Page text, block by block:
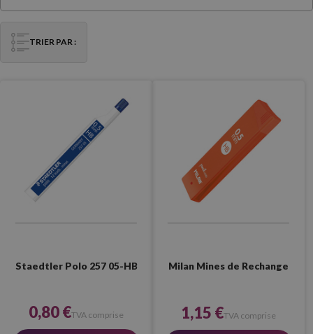
TRIER PAR :
Staedtler Polo 257 05-HB
0,80 €TVA comprise
Milan Mines de Rechange
1,15 €TVA comprise